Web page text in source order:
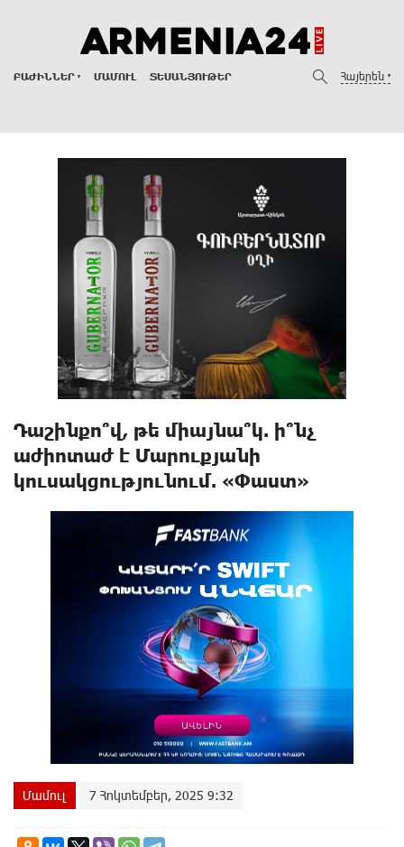
ԲԱԺԻՆՆԵՐ ՄԱՄՈՒԼ ՏԵՍԱՆՅՈՒԹԵՐ Հայերեն
Դաշինքո՞վ, թե միայնա՞կ. ի՞նչ
աժիոտաժ է Մարուքյանի
կուսակցությունում. «Փաստ»
Մամուլ 7 Հոկտեմբեր, 2025 9:32